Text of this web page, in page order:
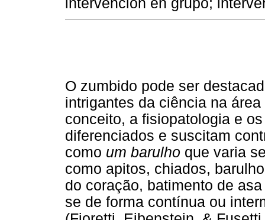
intervención en grupo;
O zumbido pode ser
intrigantes da ciência na
conceito, a fisiopatologia e
diferenciados e suscitam
como um barulho que varia
como apitos, chiados,
do coração, batimento de
se de forma contínua ou